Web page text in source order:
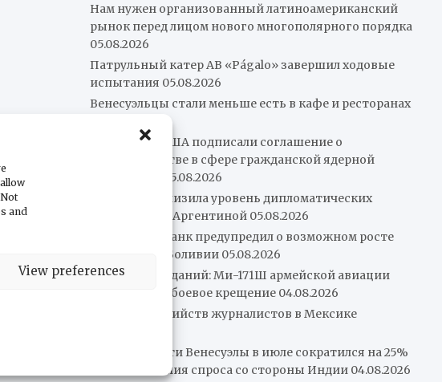
and
View preferences
Нам нужен организованный латиноамериканский
рынок перед лицом нового многополярного порядка
05.08.2026
Патрульный катер AB «Págalo» завершил ходовые
испытания 05.08.2026
Венесуэльцы стали меньше есть в кафе и ресторанах
Парагвай и США подписали соглашение о
сотрудничестве в сфере гражданской ядерной
05.08.2026
Бразилия понизила уровень дипломатических
отношений с Аргентиной 05.08.2026
Всемирный банк предупредил о возможном росте
инфляции в Боливии 05.08.2026
Более 16 попаданий: Ми-171Ш армейской авиации
Перу прошёл боевое крещение 04.08.2026
Подоплёка убийств журналистов в Мексике
Экспорт нефти Венесуэлы в июле сократился на 25%
из-за снижения спроса со стороны Индии 04.08.2026